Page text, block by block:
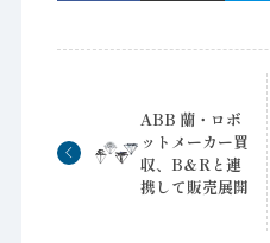
ABB 蘭・ロボ
ットメーカー買
収、B＆Rと連
携して販売展開